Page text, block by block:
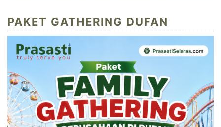
PAKET GATHERING DUFAN